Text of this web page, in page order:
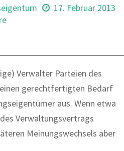
17. Februar 2013
Verwalter Parteien des
gerechtfertigten Bedarf
aus. Wenn etwa
Verwaltungsvertrags
Meinungswechsels aber